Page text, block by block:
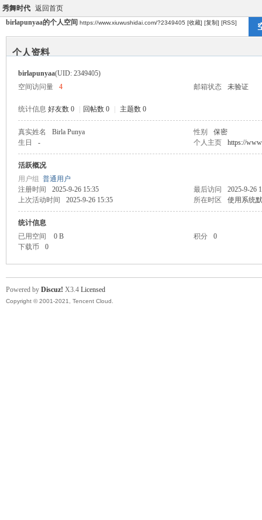
秀舞时代 返回首页
birlapunyaa的个人空间 https://www.xiuwushidai.com/?2349405 [收藏] [复制] [RSS]
个人资料
birlapunyaa(UID: 2349405)
空间访问量
4 邮箱状态 未验证
统计信息 好友数 0 回帖数 0 主题数 0
真实姓名 Birla Punya 性别
保密
生日
- 个人主页 https://
活跃概况
用户组 普通用户
注册时间
2025-9-26 15:35 最后访问
2025-9-26
上次活动时间
2025-9-26 15:35 所在时区 使用系统
统计信息
已用空间
0 B 积分
0
下载币
0
Powered by Discuz! X3.4 Licensed
Copyright © 2001-2021, Tencent Cloud.